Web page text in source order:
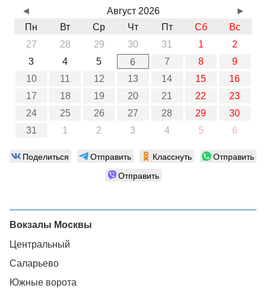
Август 2026
Пн
Вт Ср Чт Пт Сб
Вс
27
28 29 30 31 1
2
3
4 5 6 7 8
9
10
11 12 13 14 15
16
17
18 19 20 21 22
23
24
25 26 27 28 29
30
31
1 2 3 4 5 6
◄ ►
Поделиться Отправить Класснуть
Отправить
Отправить
Вокзалы Москвы
Центральный
Саларьево
Южные ворота